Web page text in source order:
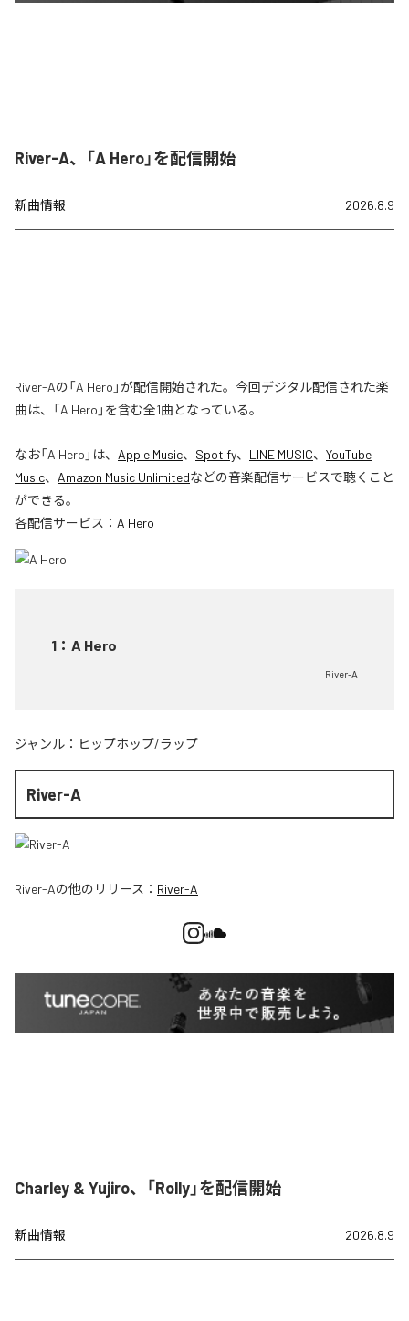
River-A、「A Hero」を配信開始
新曲情報 2026.8.9
River-Aの「A Hero」が配信開始された。今回デジタル配信された楽
曲は、「A Hero」を含む全1曲となっている。
なお「A Hero 」は、 Apple Music、 Spotify、 LINE MUSIC、 YouTube
Music、 Amazon Music Unlimitedなどの音楽配信サービスで聴くこと
ができる。
各配信サービス： A Hero
1 ： A Hero
River-A
ジャンル： ヒップホップ/ラップ
River-A
River-Aの他のリリース： River-A
Charley & Yujiro、「Rolly」を配信開始
新曲情報 2026.8.9